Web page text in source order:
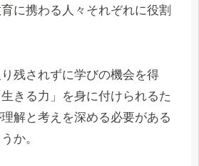
に携わる人々それぞれに役割
残されずに学びの機会を得
きる力」を身に付けられるた
解と考えを深める必要がある
か。